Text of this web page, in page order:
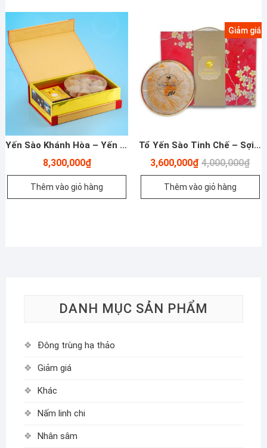
Yến Sào Khánh Hòa – Yến Đảo Thiên Nhiên Hộp 100G TP2
8,300,000₫
Thêm vào giỏ hàng
Giảm giá!
Tổ Yến Sào Tinh Chế – Sợi Dài Thượng Hạng – 100g
4,000,000₫Giá
3,600,000₫
Giá
Thêm vào giỏ hàng
DANH MỤC SẢN PHẨM
Đông trùng hạ thảo
Giảm giá
Khác
Nấm linh chi
Nhân sâm